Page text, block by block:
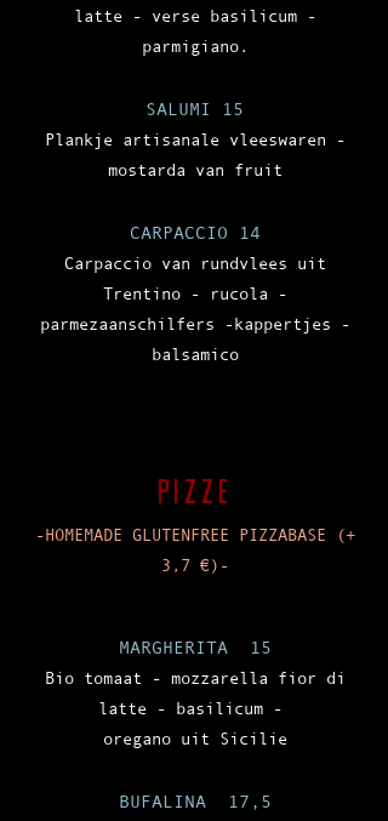
latte - verse basilicum -
parmigiano.
SALUMI 15
Plankje artisanale vleeswaren -
mostarda van fruit
CARPACCIO 14
Carpaccio van rundvlees uit
Trentino - rucola -
parmezaanschilfers -kappertjes -
balsamico
PizzE
-HOMEMADE GLUTENFREE PIZZABASE (+
3,7 €)-
MARGHERITA 15
Bio tomaat - mozzarella fior di
latte - basilicum -
oregano uit Sicilie
BUFALINA 17,5